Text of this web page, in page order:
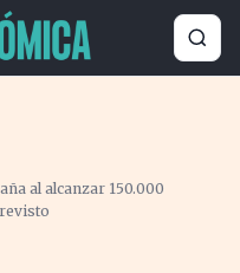
al alcanzar 150.000